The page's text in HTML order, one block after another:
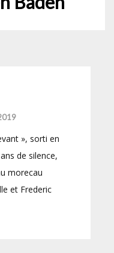
», sorti en
de silence,
morecau
et Frederic